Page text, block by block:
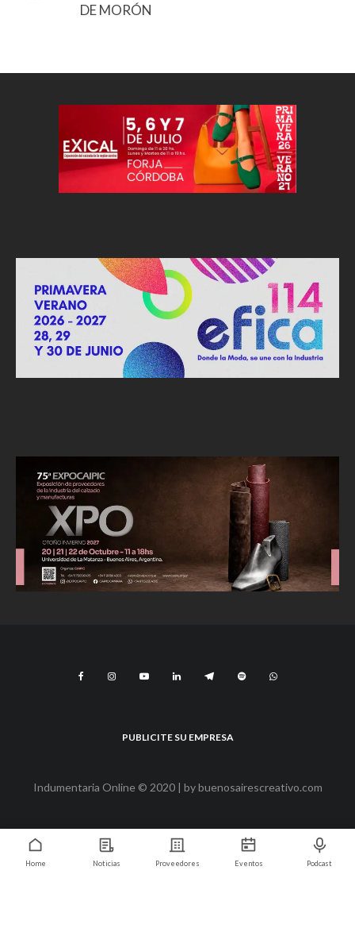
DE MORÓN
PUBLICITE SU EMPRESA
Indumentaria Online © 2020 | bybuenosairescreativo.com
Home Noticias Proveedores Eventos Podcast